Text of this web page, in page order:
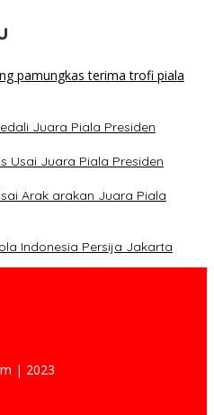
Juara Piala Presiden
Usai Juara Piala Presiden
Arak arakan Juara Piala
Indonesia Persija Jakarta
| 2023